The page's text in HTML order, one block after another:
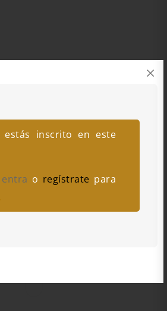
estás inscrito en este
entra o regístrate para